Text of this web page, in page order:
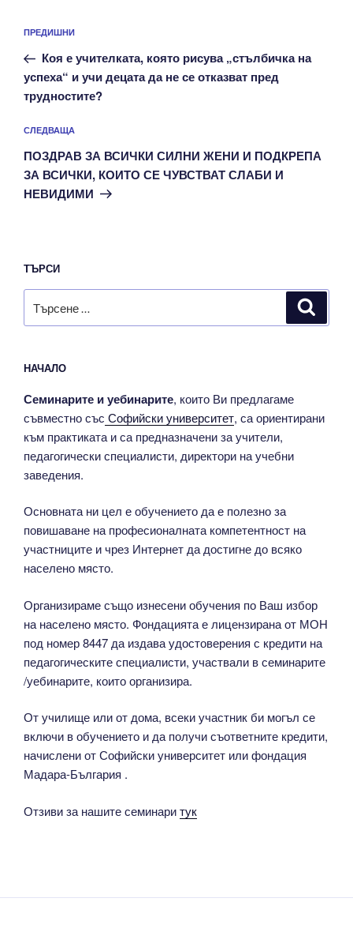
Предишна
публикация
ПРЕДИШНИ
Коя е учителката, която рисува „стълбичка на
успеха“ и учи децата да не се отказват пред
трудностите?
Следваща
публикация
СЛЕДВАЩА
ПОЗДРАВ ЗА ВСИЧКИ СИЛНИ ЖЕНИ И ПОДКРЕПА
ЗА ВСИЧКИ, КОИТО СЕ ЧУВСТВАТ СЛАБИ И
НЕВИДИМИ
ТЪРСИ
за:
НАЧАЛО
Семинарите и уебинарите, които Ви предлагаме
съвместно със Софийски университет, са ориентирани
към практиката и са предназначени за учители,
педагогически специалисти, директори на учебни
заведения.
Основната ни цел е обучението да е полезно за
повишаване на професионалната компетентност на
участниците и чрез Интернет да достигне до всяко
населено място.
Организираме също изнесени обучения по Ваш избор
на населено място. Фондацията е лицензирана от МОН
под номер 8447 да издава удостоверения с кредити на
педагогическите специалисти, участвали в семинарите
/уебинарите, които организира.
От училище или от дома, всеки участник би могъл се
включи в обучението и да получи съответните кредити,
начислени от Софийски университет или фондация
Мадара-България .
Отзиви за нашите семинаритук